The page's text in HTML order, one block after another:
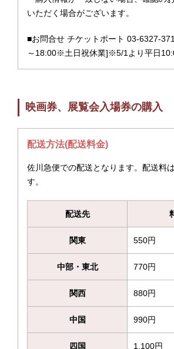
いただく場合がございます。
■お問合せ チケットポート 03-6327-
～18:00※土日祝休業]※5/1より平日
映画券、展覧会入場券の購入
配送方法(配送料金)
佐川急便での配送となります。配送料
す。
配送先
関東 550円
中部・東北 770円
関西 880円
中国 990円
四国 1,100円